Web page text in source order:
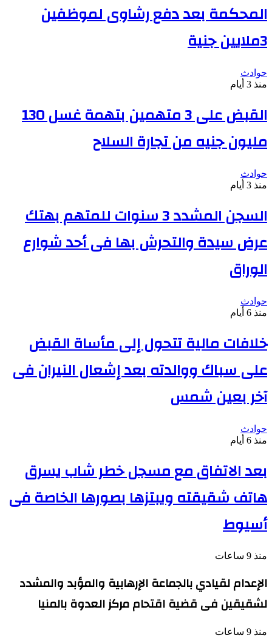
المحكمة بعد دفع رشاوى لموظفين
3ملايين جنية
حوادث
منذ 3 أيام
القبض على 3 متهمين بتهمة غسل 130
مليون جنيه من تجارة السلاح
حوادث
منذ 3 أيام
السجن المشدد 3 سنوات للمتهم بهتك
عرض سيدة والتحرش بها فى أحد شوارع
الوراق
حوادث
منذ 6 أيام
خلافات مالية تتحول إلى مأساة القبض
على سباك ووالدته بعد إشعال النيران فى
آخر بعين شمس
حوادث
منذ 6 أيام
بعد الاتفاق مع مسجل خطر شاب يسرق
هاتف شقيقته ويبتزها بصورها الخاصة فى
أسيوط
منذ 9 ساعات
الإعدام لقيادي بالجماعة الإرهابية والمؤبد والمشدد
لشقيقين فى قضية اقتحام مركز العدوة بالمنيا
منذ 9 ساعات